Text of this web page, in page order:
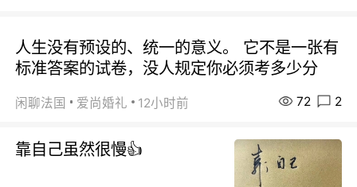
人生没有预设的、统一的意义。 它不是一张有
标准答案的试卷，没人规定你必须考多少分
闲聊法国 爱尚婚礼 12小时前 72 2
靠自己虽然很慢👍